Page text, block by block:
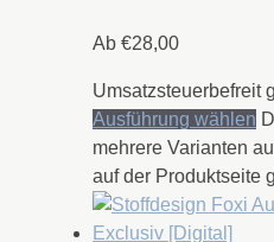
Ab €28,00
Umsatzsteuerbefreit
Ausführung wählen
mehrere Varianten
auf der Produktseite